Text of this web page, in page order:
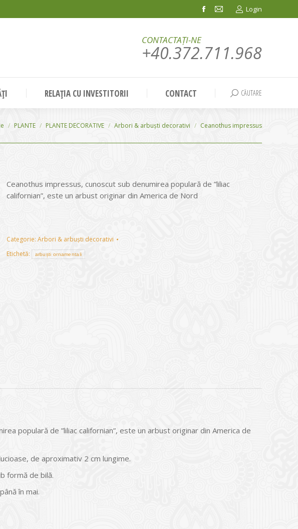
Facebook
in
window
Mail
in
window
Login
CONTACTAȚI-NE
+40.372.711.968
RELAȚIA CU INVESTITORII CONTACT Search:
CĂUTARE
PLANTE PLANTE DECORATIVE Arbori & arbuști decorativi Ceanothus impressus
Ceanothus impressus, cunoscut sub denumirea populară de ”liliac
californian”, este un arbust originar din America de Nord
Categorie: Arbori & arbuști decorativi
Etichetă:
arbuști ornamentali
populară de ”liliac californian”, este un arbust originar din America de
de aproximativ 2 cm lungime.
formă de bilă.
în mai.